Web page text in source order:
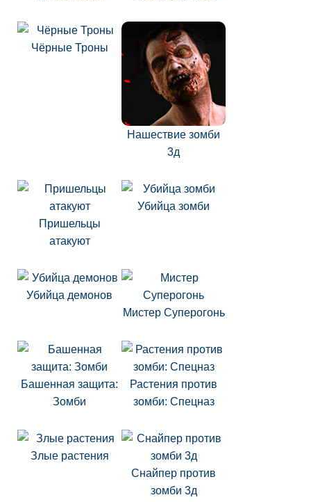
Чёрные Троны
Нашествие зомби
3д
Пришельцы
атакуют
Убийца зомби
Убийца демонов
Мистер Суперогонь
Башенная защита:
Зомби
Растения против
зомби: Спецназ
Злые растения
Снайпер против
зомби 3д